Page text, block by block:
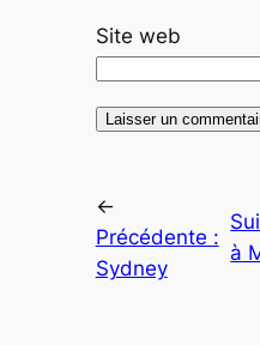
Site web
←
Précédente :
Sydney
à